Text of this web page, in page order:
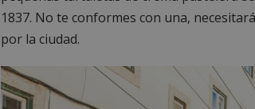
1837. No te conformes con una,
por la ciudad.